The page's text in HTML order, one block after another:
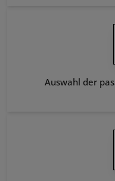
Auswahl der